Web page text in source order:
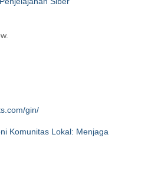
gin/
Komunitas Lokal: Menjaga